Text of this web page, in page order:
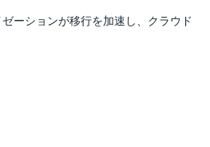
ーションが移行を加速し、クラウド